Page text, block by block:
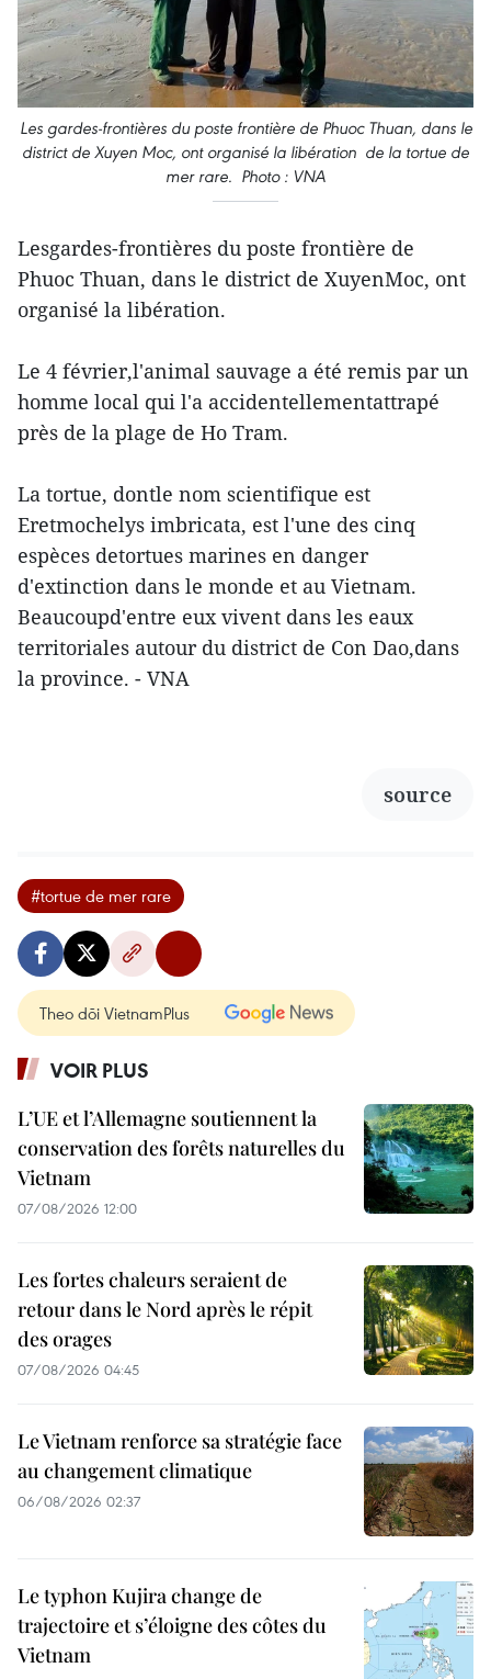
Les gardes-frontières du poste frontière de Phuoc Thuan, dans le
district de Xuyen Moc, ont organisé la libération de la tortue de
mer rare. Photo : VNA
Lesgardes-frontières du poste frontière de
Phuoc Thuan, dans le district de XuyenMoc, ont
organisé la libération.
Le 4 février,l'animal sauvage a été remis par un
homme local qui l'a accidentellementattrapé
près de la plage de Ho Tram.
La tortue, dontle nom scientifique est
Eretmochelys imbricata, est l'une des cinq
espèces detortues marines en danger
d'extinction dans le monde et au Vietnam.
Beaucoupd'entre eux vivent dans les eaux
territoriales autour du district de Con Dao,dans
la province. - VNA
source
#tortue de mer rare
Theo dõi VietnamPlus
VOIR PLUS
L’UE et l’Allemagne soutiennent la
conservation des forêts naturelles du
Vietnam
07/08/2026 12:00
Les fortes chaleurs seraient de
retour dans le Nord après le répit
des orages
07/08/2026 04:45
Le Vietnam renforce sa stratégie face
au changement climatique
06/08/2026 02:37
Le typhon Kujira change de
trajectoire et s’éloigne des côtes du
Vietnam